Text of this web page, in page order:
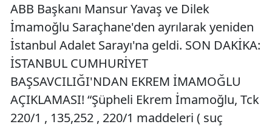
ABB Başkanı Mansur Yavaş ve Dilek
İmamoğlu Saraçhane'den ayrılarak yeniden
İstanbul Adalet Sarayı'na geldi. SON DAKİKA:
İSTANBUL CUMHURİYET
BAŞSAVCILIĞI'NDAN EKREM İMAMOĞLU
AÇIKLAMASI! “Şüpheli Ekrem İmamoğlu, Tck
220/1 , 135,252 , 220/1 maddeleri ( suç